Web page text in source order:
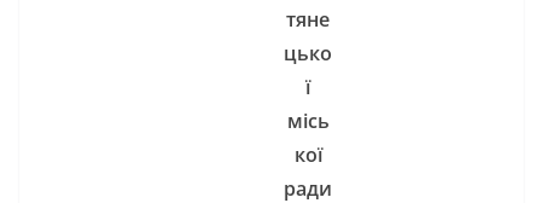
тяне
цько
ї
місь
кої
ради